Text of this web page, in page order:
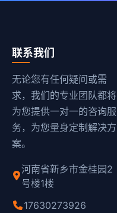
联系我们
无论您有任何疑问或需
求，我们的专业团队都将
为您提供一对一的咨询服
务，为您量身定制解决方
案。
河南省新乡市金桂园2
号楼1楼
17630273926